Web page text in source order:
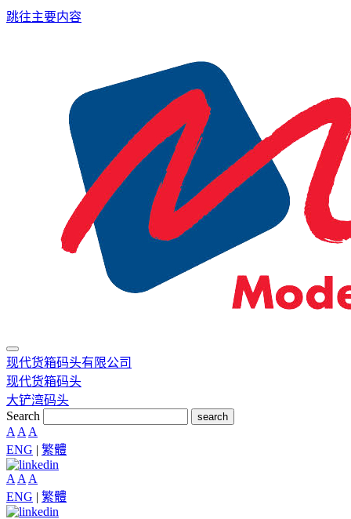
跳往主要内容
现代货箱码头有限公司
现代货箱码头
大铲湾码头
Search
search
A A A
ENG | 繁體
A A A
ENG | 繁體